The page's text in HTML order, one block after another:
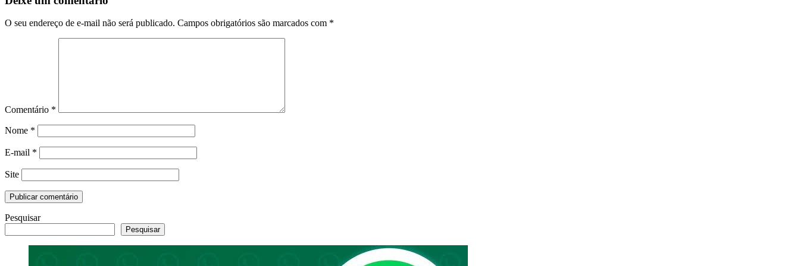
O seu endereço de e-mail não será publicado. Campos obrigatórios são marcados com *
Comentário *
Nome *
E-mail *
Site
Pesquisar
Pesquisar